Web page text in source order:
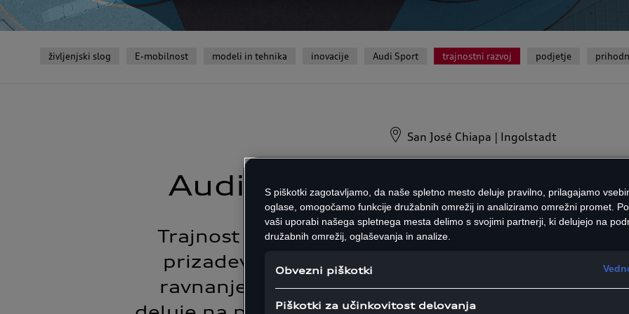
življenjski slog E-mobilnost modeli in tehnika inovacije Audi Sport trajnostni razvoj podjetje
San José Chiapa | Ingolstadt
Audi spodbuja krožno
Trajnost je v središču Audijeve poslovne
prizadevamo zmanjšati svoj ogljični odtis,
ravnanjem z viri. Naša vizija je zaprto krožno
S piškotki zagotavljamo, da naše spletno mesto deluje pravilno, prilagajamo
oglase, omogočamo funkcije družabnih omrežij in analiziramo omrežni promet.
vaši uporabi našega spletnega mesta delimo s svojimi partnerji, ki delujejo na
družabnih omrežij, oglaševanja in analize.
Obvezni piškotki
Piškotki za učinkovitost delovanja